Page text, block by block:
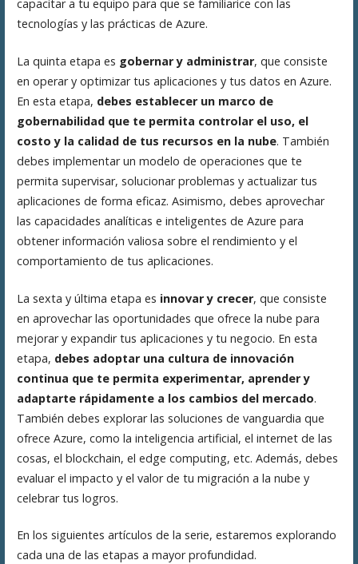
capacitar a tu equipo para que se familiarice con las
tecnologías y las prácticas de Azure.
La quinta etapa es gobernar y administrar, que consiste
en operar y optimizar tus aplicaciones y tus datos en Azure.
En esta etapa, debes establecer un marco de
gobernabilidad que te permita controlar el uso, el
costo y la calidad de tus recursos en la nube. También
debes implementar un modelo de operaciones que te
permita supervisar, solucionar problemas y actualizar tus
aplicaciones de forma eficaz. Asimismo, debes aprovechar
las capacidades analíticas e inteligentes de Azure para
obtener información valiosa sobre el rendimiento y el
comportamiento de tus aplicaciones.
La sexta y última etapa es innovar y crecer, que consiste
en aprovechar las oportunidades que ofrece la nube para
mejorar y expandir tus aplicaciones y tu negocio. En esta
etapa, debes adoptar una cultura de innovación
continua que te permita experimentar, aprender y
adaptarte rápidamente a los cambios del mercado.
También debes explorar las soluciones de vanguardia que
ofrece Azure, como la inteligencia artificial, el internet de las
cosas, el blockchain, el edge computing, etc. Además, debes
evaluar el impacto y el valor de tu migración a la nube y
celebrar tus logros.
En los siguientes artículos de la serie, estaremos explorando
cada una de las etapas a mayor profundidad.